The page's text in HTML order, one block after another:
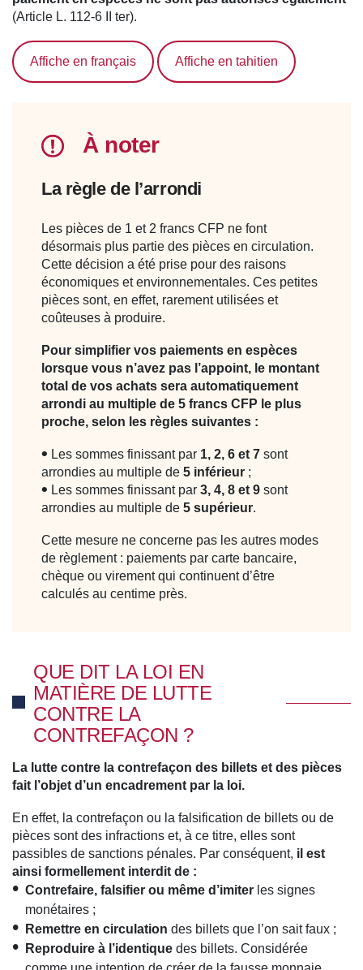
(Article L. 112-6 II ter).
Affiche en français Affiche en tahitien
À noter
La règle de l’arrondi
Les pièces de 1 et 2 francs CFP ne font
désormais plus partie des pièces en circulation.
Cette décision a été prise pour des raisons
économiques et environnementales. Ces petites
pièces sont, en effet, rarement utilisées et
coûteuses à produire.
Pour simplifier vos paiements en espèces
lorsque vous n’avez pas l’appoint, le montant
total de vos achats sera automatiquement
arrondi au multiple de 5 francs CFP le plus
proche, selon les règles suivantes :
Les sommes finissant par 1, 2, 6 et 7 sont
arrondies au multiple de 5 inférieur ;
Les sommes finissant par 3, 4, 8 et 9 sont
arrondies au multiple de 5 supérieur.
Cette mesure ne concerne pas les autres modes
de règlement : paiements par carte bancaire,
chèque ou virement qui continuent d’être
calculés au centime près.
QUE DIT LA LOI EN
MATIÈRE DE LUTTE
CONTRE LA
CONTREFAÇON ?
La lutte contre la contrefaçon des billets et des pièces
fait l’objet d’un encadrement par la loi.
En effet, la contrefaçon ou la falsification de billets ou de
pièces sont des infractions et, à ce titre, elles sont
passibles de sanctions pénales. Par conséquent, il est
ainsi formellement interdit de :
Contrefaire, falsifier ou même d’imiter les signes
monétaires ;
Remettre en circulation des billets que l’on sait faux ;
Reproduire à l’identique des billets. Considérée